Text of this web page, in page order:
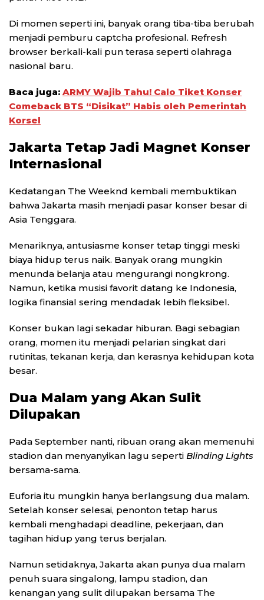
Di momen seperti ini, banyak orang tiba-tiba berubah
menjadi pemburu captcha profesional. Refresh
browser berkali-kali pun terasa seperti olahraga
nasional baru.
Baca juga: ARMY Wajib Tahu! Calo Tiket Konser
Comeback BTS “Disikat” Habis oleh Pemerintah
Korsel
Jakarta Tetap Jadi Magnet Konser
Internasional
Kedatangan The Weeknd kembali membuktikan
bahwa Jakarta masih menjadi pasar konser besar di
Asia Tenggara.
Menariknya, antusiasme konser tetap tinggi meski
biaya hidup terus naik. Banyak orang mungkin
menunda belanja atau mengurangi nongkrong.
Namun, ketika musisi favorit datang ke Indonesia,
logika finansial sering mendadak lebih fleksibel.
Konser bukan lagi sekadar hiburan. Bagi sebagian
orang, momen itu menjadi pelarian singkat dari
rutinitas, tekanan kerja, dan kerasnya kehidupan kota
besar.
Dua Malam yang Akan Sulit
Dilupakan
Pada September nanti, ribuan orang akan memenuhi
stadion dan menyanyikan lagu seperti Blinding Lights
bersama-sama.
Euforia itu mungkin hanya berlangsung dua malam.
Setelah konser selesai, penonton tetap harus
kembali menghadapi deadline, pekerjaan, dan
tagihan hidup yang terus berjalan.
Namun setidaknya, Jakarta akan punya dua malam
penuh suara singalong, lampu stadion, dan
kenangan yang sulit dilupakan bersama The